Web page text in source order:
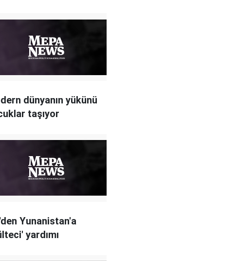
dünyanın yükünü
taşıyor
Yunanistan'a
yardımı